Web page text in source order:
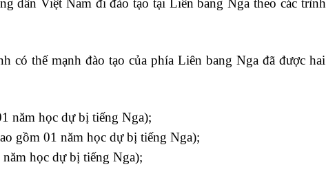
dân Việt Nam đi đào tạo tại Liên bang Nga theo các trình
có thế mạnh đào tạo của phía Liên bang Nga đã được hai
năm học dự bị tiếng Nga);
gồm 01 năm học dự bị tiếng Nga);
học dự bị tiếng Nga);